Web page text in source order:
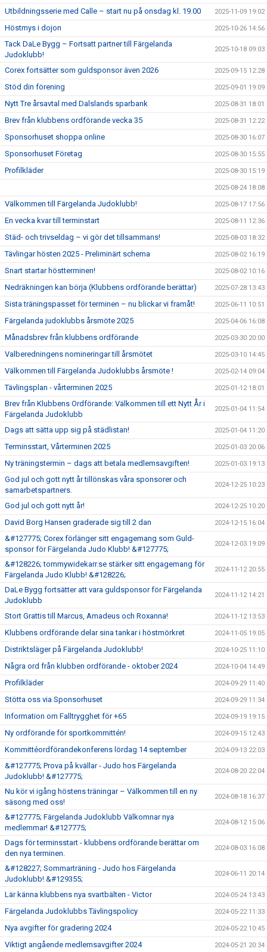
Utbildningsserie med Calle – start nu på onsdag kl. 19.00 2025-11-09 19:02
Höstmys i dojon 2025-10-26 14:56
Tack DaLe Bygg – Fortsatt partner till Färgelanda
Judoklubb!
2025-10-18 09:03
Corex fortsätter som guldsponsor även 2026 2025-09-15 12:28
Stöd din förening 2025-09-01 19:09
Nytt Tre årsavtal med Dalslands sparbank 2025-08-31 18:01
Brev från klubbens ordförande vecka 35 2025-08-31 12:22
Sponsorhuset shoppa online 2025-08-30 16:07
Sponsorhuset Företag 2025-08-30 15:55
Profilkläder 2025-08-30 15:19
2025-08-24 18:08
Välkommen till Färgelanda Judoklubb! 2025-08-17 17:56
En vecka kvar till terminstart 2025-08-11 12:36
Städ- och trivseldag – vi gör det tillsammans! 2025-08-03 18:32
Tävlingar hösten 2025 - Preliminärt schema 2025-08-02 16:19
Snart startar höstterminen! 2025-08-02 10:16
Nedräkningen kan börja (Klubbens ordförande berättar) 2025-07-28 13:43
Sista träningspasset för terminen – nu blickar vi framåt! 2025-06-11 10:51
Färgelanda judoklubbs årsmöte 2025 2025-04-06 16:08
Månadsbrev från klubbens ordförande 2025-03-30 20:00
Valberedningens nomineringar till årsmötet 2025-03-10 14:45
Välkommen till Färgelanda Judoklubbs årsmöte ! 2025-02-14 09:04
Tävlingsplan - vårterminen 2025 2025-01-12 18:01
Brev från Klubbens Ordförande: Välkommen till ett Nytt År i
Färgelanda Judoklubb
2025-01-04 11:54
Dags att sätta upp sig på städlistan! 2025-01-04 11:20
Terminsstart, Vårterminen 2025 2025-01-03 20:06
Ny träningstermin – dags att betala medlemsavgiften! 2025-01-03 19:13
God jul och gott nytt år tillönskas våra sponsorer och
samarbetspartners.
2024-12-25 10:23
God jul och gott nytt år! 2024-12-25 10:20
David Borg Hansen graderade sig till 2 dan 2024-12-15 16:04
&#127775; Corex förlänger sitt engagemang som Guld-
sponsor för Färgelanda Judo Klubb! &#127775;
2024-12-03 19:09
&#128226; tommywidekarr.se stärker sitt engagemang för
Färgelanda Judo Klubb! &#128226;
2024-11-12 20:55
DaLe Bygg fortsätter att vara guldsponsor för Färgelanda
Judoklubb
2024-11-12 14:21
Stort Grattis till Marcus, Amadeus och Roxanna! 2024-11-12 13:53
Klubbens ordförande delar sina tankar i höstmörkret 2024-11-05 19:05
Distriktsläger på Färgelanda Judoklubb! 2024-10-25 11:10
Några ord från klubben ordförande - oktober 2024 2024-10-04 14:49
Profilkläder 2024-09-29 11:40
Stötta oss via Sponsorhuset 2024-09-29 11:34
Information om Falltrygghet för +65 2024-09-19 19:15
Ny ordförande för sportkommittén! 2024-09-15 12:43
Kommittéordförandekonferens lördag 14 september 2024-09-13 22:03
&#127775; Prova på kvällar - Judo hos Färgelanda
Judoklubb! &#127775;
2024-08-20 22:04
Nu kör vi igång höstens träningar – Välkommen till en ny
säsong med oss!
2024-08-18 16:37
&#127775; Färgelanda Judoklubb Välkomnar nya
medlemmar! &#127775;
2024-08-12 15:06
Dags för terminsstart - klubbens ordförande berättar om
den nya terminen.
2024-08-03 16:08
&#128227; Sommarträning - Judo hos Färgelanda
Judoklubb! &#129355;
2024-06-11 20:14
Lär känna klubbens nya svartbälten - Victor 2024-05-24 13:43
Färgelanda Judoklubbs Tävlingspolicy 2024-05-22 11:33
Nya avgifter för gradering 2024 2024-05-22 10:45
Viktigt angående medlemsavgifter 2024 2024-05-21 20:34